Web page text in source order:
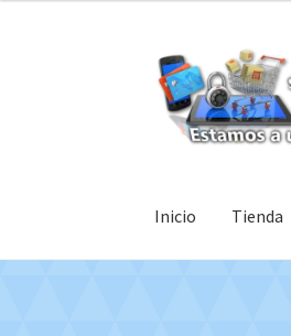
Ir
a
la
navegación
Ir
al
contenido
Inicio Tienda